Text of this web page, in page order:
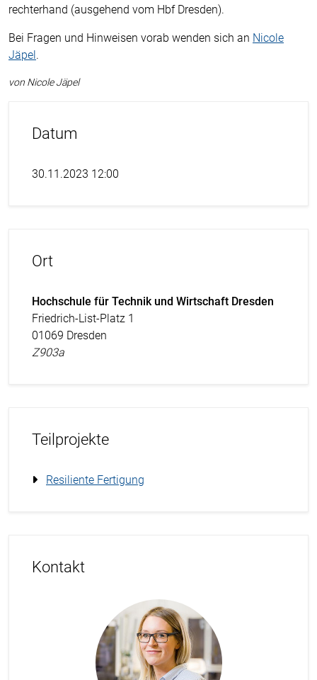
rechterhand (ausgehend vom Hbf Dresden).
Bei Fragen und Hinweisen vorab wenden sich an Nicole
Jäpel.
von Nicole Jäpel
Datum
30.11.2023 12:00
Ort
Hochschule für Technik und Wirtschaft Dresden
Friedrich-List-Platz 1
01069 Dresden
Z903a
Teilprojekte
Resiliente Fertigung
Kontakt